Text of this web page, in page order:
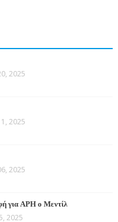
2025
2025
2025
για ΑΡΗ ο Μεντίλ
2025